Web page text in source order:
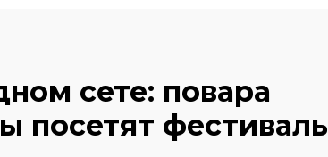
сете: повара
посетят фестиваль